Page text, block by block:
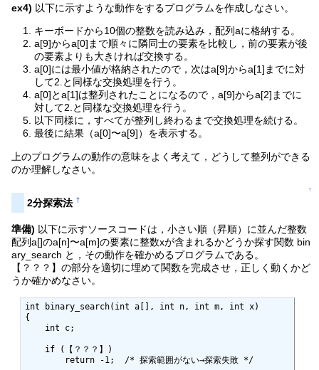
ex4) 以下に示すような動作をするプログラムを作成しなさい。
キーボードから10個の整数を読み込み，配列aに格納する。
a[9]からa[0]まで順々に隣同士の要素を比較し，前の要素が後
の要素よりも大きければ交換する。
a[0]には最小値が格納されたので，次はa[9]からa[1]までに対
して2.と同様な交換処理を行う。
a[0]とa[1]は整列されたことになるので，a[9]からa[2]までに
対して2.と同様な交換処理を行う。
以下同様に，すべてが整列し終わるまで交換処理を続ける。
最後に結果（a[0]〜a[9]）を表示する。
上のプログラムの動作の意味をよく考えて，どうして整列ができる
のか理解しなさい。
↑
2分探索法 †
準備) 以下に示すソースコードは，小さい順（昇順）に並んだ整数
配列a[]のa[n]〜a[m]の要素に整数xが含まれるかどうか探す関数 bin
ary_search と，その動作を確かめるプログラムである。
【？？？】の部分を適切に埋めて関数を完成させ，正しく動くかど
うか確かめなさい。
int binary_search(int a[], int n, int m, int x)
{